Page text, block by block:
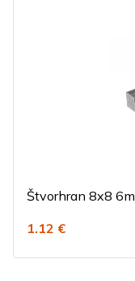
Štvorhran 8x8 6m
1.12 €